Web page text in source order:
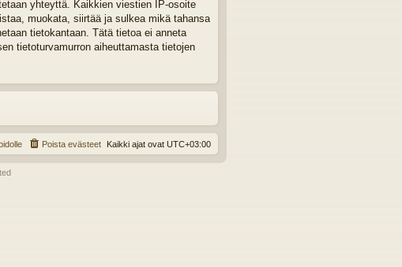
yhteyttä. Kaikkien viestien IP-osoite
muokata, siirtää ja sulkea mikä tahansa
tietokantaan. Tätä tietoa ei anneta
tietoturvamurron aiheuttamasta tietojen
Kaikki ajat ovat UTC+03:00
Poista evästeet